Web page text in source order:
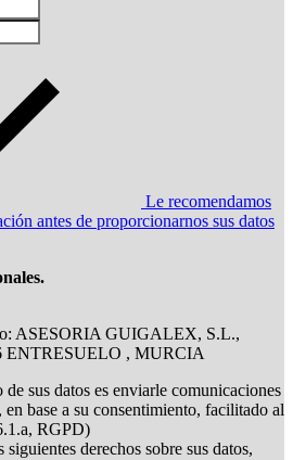
Le recomendamos
antes de proporcionarnos sus datos
ASESORIA GUIGALEX, S.L.,
, MURCIA
sus datos es enviarle comunicaciones
base a su consentimiento, facilitado al
RGPD)
derechos sobre sus datos,